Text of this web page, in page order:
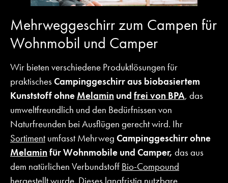
Mehrweggeschirr zum Campen für
Wohnmobil und Camper
Wir bieten verschiedene Produktlösungen für
praktischesCampinggeschirr aus biobasiertem
Kunststoff ohneMelamin und frei von BPA, das
umweltfreundlich und den Bedürfnissen von
Naturfreunden bei Ausflügen gerecht wird. Ihr
Sortiment umfasst Mehrweg Campinggeschirr ohne
Melamin für Wohnmobile und Camper, das aus
dem natürlichen Verbundstoff Bio-Compound